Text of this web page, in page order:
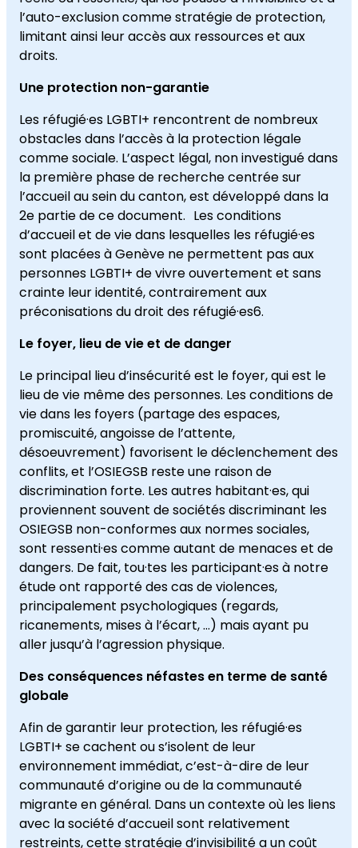
l’auto-exclusion comme stratégie de protection,
limitant ainsi leur accès aux ressources et aux
droits.
Une protection non-garantie
Les réfugié·es LGBTI+ rencontrent de nombreux
obstacles dans l’accès à la protection légale
comme sociale. L’aspect légal, non investigué dans
la première phase de recherche centrée sur
l’accueil au sein du canton, est développé dans la
2e partie de ce document. Les conditions
d’accueil et de vie dans lesquelles les réfugié·es
sont placées à Genève ne permettent pas aux
personnes LGBTI+ de vivre ouvertement et sans
crainte leur identité, contrairement aux
préconisations du droit des réfugié·es6.
Le foyer, lieu de vie et de danger
Le principal lieu d’insécurité est le foyer, qui est le
lieu de vie même des personnes. Les conditions de
vie dans les foyers (partage des espaces,
promiscuité, angoisse de l’attente,
désoeuvrement) favorisent le déclenchement des
conflits, et l’OSIEGSB reste une raison de
discrimination forte. Les autres habitant·es, qui
proviennent souvent de sociétés discriminant les
OSIEGSB non-conformes aux normes sociales,
sont ressenti·es comme autant de menaces et de
dangers. De fait, tou·tes les participant·es à notre
étude ont rapporté des cas de violences,
principalement psychologiques (regards,
ricanements, mises à l’écart, …) mais ayant pu
aller jusqu’à l’agression physique.
Des conséquences néfastes en terme de santé
globale
Afin de garantir leur protection, les réfugié·es
LGBTI+ se cachent ou s’isolent de leur
environnement immédiat, c’est-à-dire de leur
communauté d’origine ou de la communauté
migrante en général. Dans un contexte où les liens
avec la société d’accueil sont relativement
restreints, cette stratégie d’invisibilité a un coût